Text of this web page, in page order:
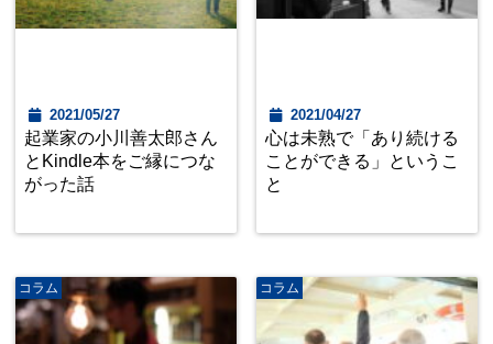
2021/05/27
起業家の小川善太郎さん
とKindle本をご縁につな
がった話
2021/04/27
心は未熟で「あり続ける
ことができる」というこ
と
コラム コラム